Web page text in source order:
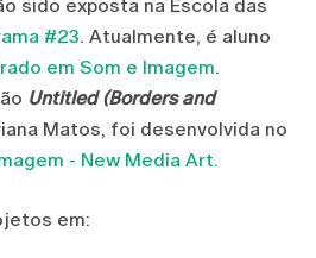
sido exposta na Escola das
#23. Atualmente, é aluno
em Som e Imagem.
Untitled (Borders and
Matos, foi desenvolvida no
- New Media Art.
em: